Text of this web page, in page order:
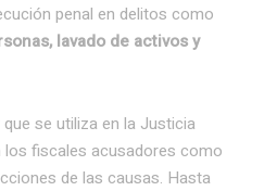
penal en delitos como
lavado de activos y
se utiliza en la Justicia
los fiscales acusadores como
de las causas. Hasta